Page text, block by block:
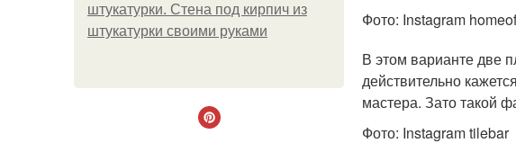
штукатурки. Стена под кирпич из
штукатурки своими руками
Фото: Instagram
В этом варианте две
действительно
мастера. Зато такой
Фото: Instagram tilebar